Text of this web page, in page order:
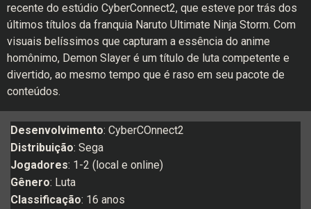
recente do estúdio CyberConnect2, que esteve por trás dos
últimos títulos da franquia Naruto Ultimate Ninja Storm. Com
visuais belíssimos que capturam a essência do anime
homônimo, Demon Slayer é um título de luta competente e
divertido, ao mesmo tempo que é raso em seu pacote de
conteúdos.
Desenvolvimento: CyberCOnnect2
Distribuição: Sega
Jogadores: 1-2 (local e online)
Gênero: Luta
Classificação: 16 anos